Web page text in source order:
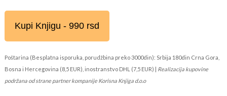
Kupi Knjigu - 990 rsd
Poštarina (Besplatna isporuka, porudžbina preko 3000din): Srbija 180din Crna Gora,
Bosna i Hercegovina (8,5 EUR), inostranstvo DHL (7,5 EUR) | Realizacija kupovine
podržana od strane partner kompanije Korisna Knjiga d.o.o